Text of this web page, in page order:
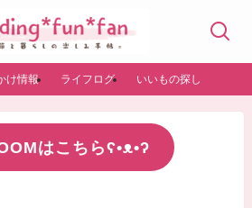
け情報 ライフログ いいもの探し
はこちらʕ•ᴥ•ʔ